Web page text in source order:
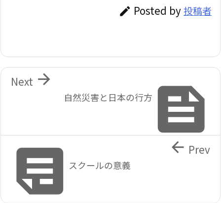
 Posted by投稿者

自然災害と日本の行方

Next
スクールの意義
 Prev